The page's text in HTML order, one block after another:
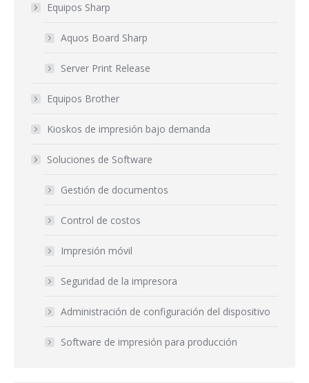
Equipos Sharp
Aquos Board Sharp
Server Print Release
Equipos Brother
Kioskos de impresión bajo demanda
Soluciones de Software
Gestión de documentos
Control de costos
Impresión móvil
Seguridad de la impresora
Administración de configuración del dispositivo
Software de impresión para producción